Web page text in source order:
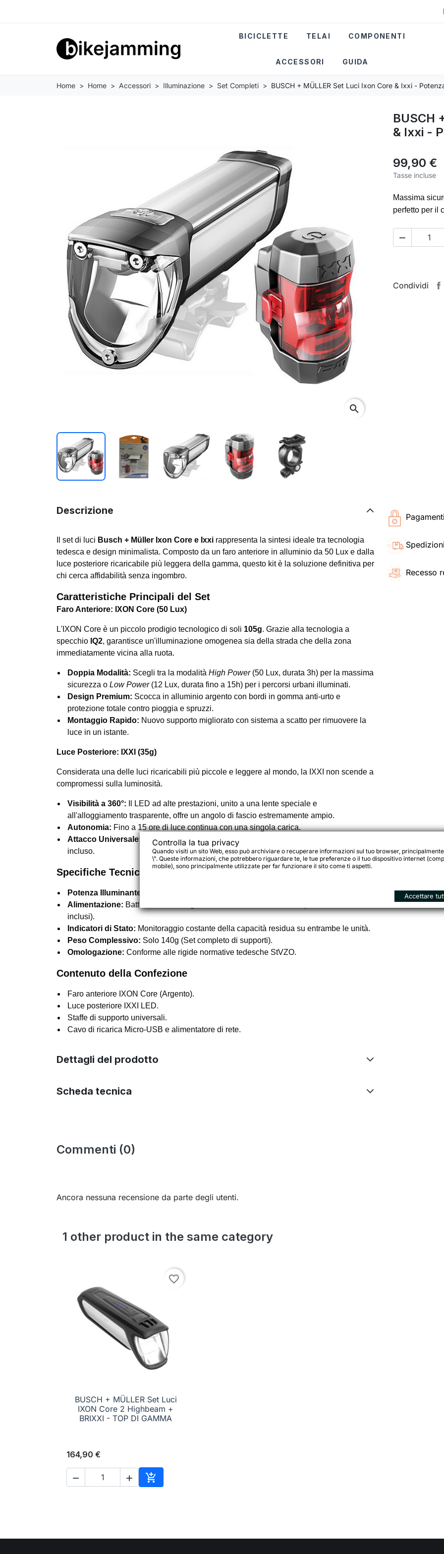
BICICLETTE TELAI COMPONENTI
ACCESSORI GUIDA
Home Home Accessori Illuminazione Set Completi BUSCH + MÜLLER Set Luci Ixon Core & Ixxi -
search
BUSCH
& Ixxi -
99,90 €
Tasse incluse
Massima
perfetto per il

Condividi
Recesso
Descrizione
Il set di luci Busch + Müller Ixon Core e Ixxi rappresenta la sintesi ideale tra tecnologia
tedesca e design minimalista. Composto da un faro anteriore in alluminio da 50 Lux e dalla
luce posteriore ricaricabile più leggera della gamma, questo kit è la soluzione definitiva per
chi cerca affidabilità senza ingombro.
Caratteristiche Principali del Set
Faro Anteriore: IXON Core (50 Lux)
L'IXON Core è un piccolo prodigio tecnologico di soli 105g. Grazie alla tecnologia a
specchio IQ2, garantisce un'illuminazione omogenea sia della strada che della zona
immediatamente vicina alla ruota.
Doppia Modalità: Scegli tra la modalità High Power(50 Lux, durata 3h) per la massima
sicurezza o Low Power(12 Lux, durata fino a 15h) per i percorsi urbani illuminati.
Design Premium: Scocca in alluminio argento con bordi in gomma anti-urto e
protezione totale contro pioggia e spruzzi.
Montaggio Rapido: Nuovo supporto migliorato con sistema a scatto per rimuovere la
luce in un istante.
Luce Posteriore: IXXI (35g)
Considerata una delle luci ricaricabili più piccole e leggere al mondo, la IXXI non scende a
compromessi sulla luminosità.
Visibilità a 360°: Il LED ad alte prestazioni, unito a una lente speciale e
all'alloggiamento trasparente, offre un angolo di fascio estremamente ampio.
Autonomia: Fino a 15 ore di luce continua con una singola carica.
Attacco Universale:
Si fissa a qualsiasi reggisella tramite il pratico cinturino in gomma
incluso.
Specifiche Tecniche
Potenza Illuminante:
Alimentazione: Batterie al litio integrate ricaricabili via
inclusi).
Indicatori di Stato: Monitoraggio costante della capacità residua su entrambe le unità.
Peso Complessivo: Solo 140g (Set completo di supporti).
Omologazione: Conforme alle rigide normative tedesche StVZO.
Contenuto della Confezione
Faro anteriore IXON Core (Argento).
Luce posteriore IXXI LED.
Staffe di supporto universali.
Cavo di ricarica Micro-USB e alimentatore di rete.
Dettagli del prodotto
Scheda tecnica
Commenti (0)
Ancora nessuna recensione da parte degli utenti.
1 other product in the same category
favorite_border
 Anteprima
BUSCH + MÜLLER Set Luci
IXON Core 2 Highbeam +
BRIXXI - TOP DI GAMMA
164,90 €
  
Aggiungi al carrello
Controlla la tua privacy
Quando visiti un sito Web, esso può archiviare o recuperare informazioni sul tuo browser,
\". Queste informazioni, che potrebbero riguardare te, le tue preferenze o il tuo dispositivo internet
mobile), sono principalmente utilizzate per far funzionare il sito come ti aspetti.
Accettare